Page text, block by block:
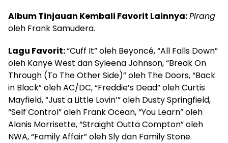
Album Tinjauan Kembali Favorit Lainnya:Pirang
oleh Frank Samudera.
Lagu Favorit:“Cuff It” oleh Beyoncé, “All Falls Down”
oleh Kanye West dan Syleena Johnson, “Break On
Through (To The Other Side)” oleh The Doors, “Back
in Black” oleh AC/DC, “Freddie’s Dead” oleh Curtis
Mayfield, “Just a Little Lovin’” oleh Dusty Springfield,
“Self Control” oleh Frank Ocean, “You Learn” oleh
Alanis Morrisette, “Straight Outta Compton” oleh
NWA, “Family Affair” oleh Sly dan Family Stone.